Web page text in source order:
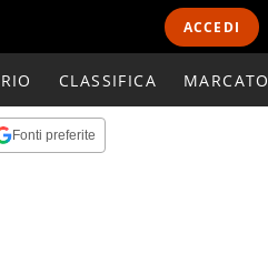
ACCEDI
CLASSIFICA
Fonti preferite